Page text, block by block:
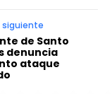
siguiente
de Santo
denuncia
ataque